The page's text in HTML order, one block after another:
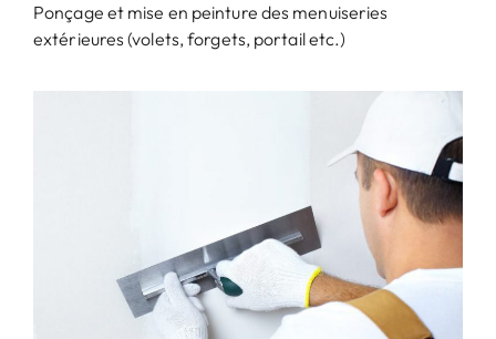
Ponçage et mise en peinture des menuiseries
extérieures (volets, forgets, portail etc.)